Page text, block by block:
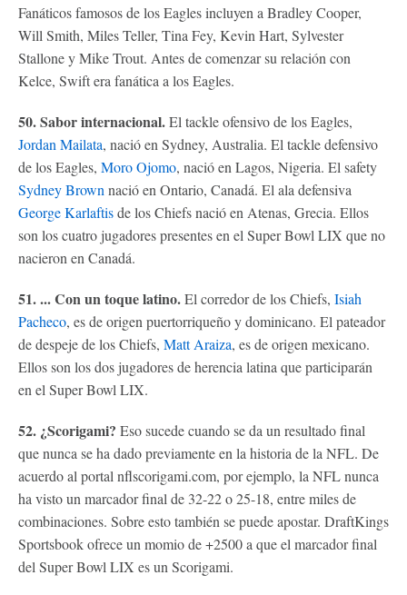
Fanáticos famosos de los Eagles incluyen a Bradley Cooper,
Will Smith, Miles Teller, Tina Fey, Kevin Hart, Sylvester
Stallone y Mike Trout. Antes de comenzar su relación con
Kelce, Swift era fanática a los Eagles.
50. Sabor internacional.El tackle ofensivo de los Eagles,
Jordan Mailata, nació en Sydney, Australia. El tackle defensivo
de los Eagles, Moro Ojomo, nació en Lagos, Nigeria. El safety
Sydney Brown nació en Ontario, Canadá. El ala defensiva
George Karlaftisde los Chiefs nació en Atenas, Grecia. Ellos
son los cuatro jugadores presentes en el Super Bowl LIX que no
nacieron en Canadá.
51. ... Con un toque latino.El corredor de los Chiefs, Isiah
Pacheco, es de origen puertorriqueño y dominicano. El pateador
de despeje de los Chiefs, Matt Araiza, es de origen mexicano.
Ellos son los dos jugadores de herencia latina que participarán
en el Super Bowl LIX.
52. ¿Scorigami? Eso sucede cuando se da un resultado final
que nunca se ha dado previamente en la historia de la NFL. De
acuerdo al portal nflscorigami.com, por ejemplo, la NFL nunca
ha visto un marcador final de 32-22 o 25-18, entre miles de
combinaciones. Sobre esto también se puede apostar. DraftKings
Sportsbook ofrece un momio de +2500 a que el marcador final
del Super Bowl LIX es un Scorigami.